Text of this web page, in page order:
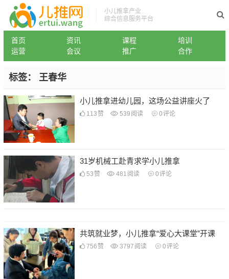
小儿推拿产业
综合信息服务平台
首页 资讯 课程
培训
运营
会议 推广 合作
标签： 王春华
小儿推拿进幼儿园，这场公益讲座火了
113 赞 539 阅读 0评论
31岁机械工赴青求学小儿推拿
53 赞 481 阅读 0评论
共筑就业梦，小儿推拿“爱心大课堂”开课
756 赞 3797 阅读 0评论